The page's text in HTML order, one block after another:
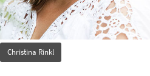
Christina Rinkl